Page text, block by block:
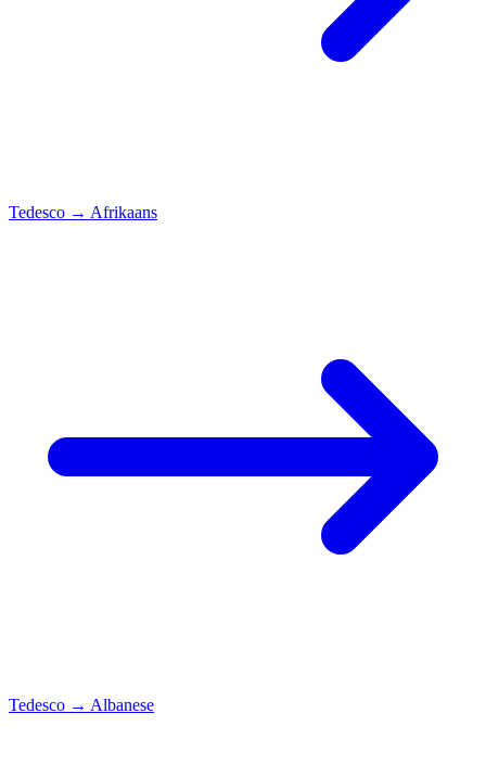
Tedesco → Afrikaans
Tedesco → Albanese